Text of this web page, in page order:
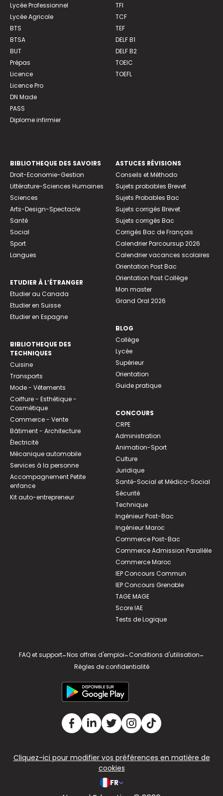
Lycée Professionnel
Lycée Agricole
BTS
BTSA
BUT
Prépas
Licence
Licence Pro
DN Made
PASS
Diplome infirmier
TFI
TCF
TEF
DELF B1
DELF B2
TOEIC
TOEFL
BIBLIOTHEQUE DES SAVOIRS
Droit-Economie-Gestion
Littérature-Sciences Humaines
Sciences
Arts-Design-Spectacle
Santé
Social
Sport
Langues
ETUDIER À L’ÉTRANGER
Etudier au Canada
Etudier en Suisse
Etudier en Espagne
BIBLIOTHEQUE DES
TECHNIQUES
Cuisine
Transports
Mode - Vêtements
Coiffure - Esthétique -
Cosmétique
Commerce - Vente
Bâtiment - Architecture
Électricité
Mécanique automobile
Services à la personne
Accompagnement Petite
enfance
Kit auto-entrepreneur
ASTUCES RÉVISIONS
Conseils et Méthodo
Sujets probables Brevet
Sujets Probables Bac
Sujets corrigés Brevet
Sujets corrigés Bac
Corrigés Bac de Français
Calendrier Parcoursup 2026
Calendrier vacances scolaires
Orientation Post Bac
Orientation Post Collège
Mon master
Grand Oral 2026
BLOG
Collège
Lycée
Supérieur
Orientation
Guide pratique
CONCOURS
CRPE
Administration
Animation-Sport
Culture
Juridique
Santé-Social et Médico-Social
Sécurité
Technique
Ingénieur Post-Bac
Ingénieur Maroc
Commerce Post-Bac
Commerce Admission Parallèle
Commerce Maroc
IEP Concours Commun
IEP Concours Grenoble
TAGE MAGE
Score IAE
Tests de Logique
FAQ et support-Nos offres d'emploi-Conditions d'utilisation-
Règles de confidentialité
Cliquez-ici pour modifier vos préférences en matière de
cookies
FR